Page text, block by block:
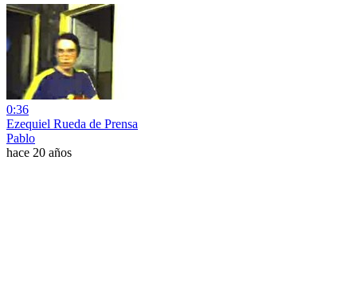
0:36
Ezequiel Rueda de Prensa
Pablo
hace 20 años